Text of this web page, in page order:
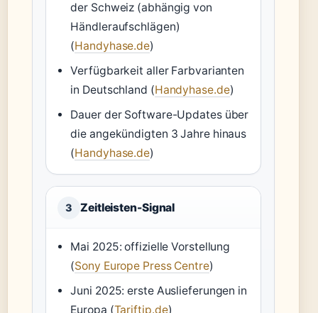
der Schweiz (abhängig von
Händleraufschlägen)
(Handyhase.de)
Verfügbarkeit aller Farbvarianten
in Deutschland (Handyhase.de)
Dauer der Software-Updates über
die angekündigten 3 Jahre hinaus
(Handyhase.de)
3 Zeitleisten-Signal
Mai 2025: offizielle Vorstellung
(Sony Europe Press Centre)
Juni 2025: erste Auslieferungen in
Europa (Tariftip.de)